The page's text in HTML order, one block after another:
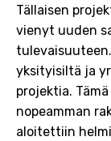
Tällaisen
vienyt uuden
yksityisiltä ja
projektia.
nopeamman
aloitettiin